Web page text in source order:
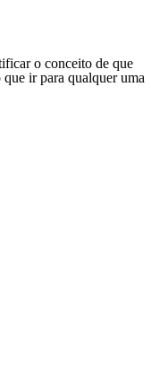
o conceito de que
ir para qualquer uma